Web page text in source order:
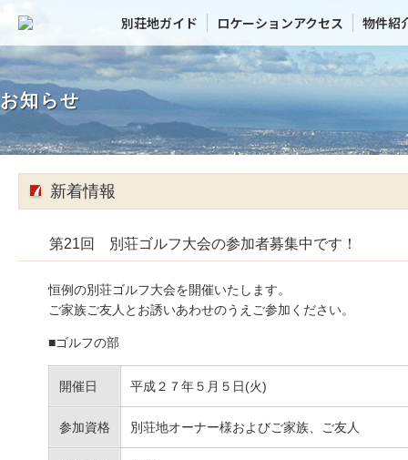
別荘地ガイド ロケーションアクセス 物件紹
お知らせ
新着情報
第21回 別荘ゴルフ大会の参加者募集中です！
恒例の別荘ゴルフ大会を開催いたします。
ご家族ご友人とお誘いあわせのうえご参加ください。
■ゴルフの部
開催日 平成２７年５月５日(火)
参加資格 別荘地オーナー様およびご家族、ご友人